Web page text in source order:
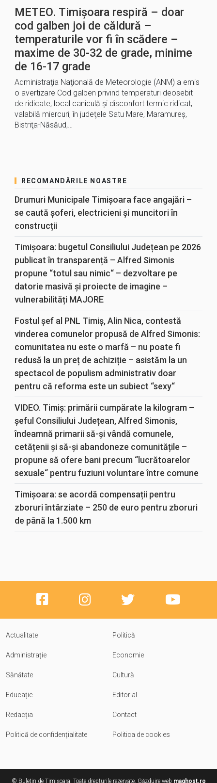
METEO. Timișoara respiră – doar
cod galben joi de căldură –
temperaturile vor fi în scădere –
maxime de 30-32 de grade, minime
de 16-17 grade
Administraţia Naţională de Meteorologie (ANM) a emis
o avertizare Cod galben privind temperaturi deosebit
de ridicate, local caniculă şi disconfort termic ridicat,
valabilă miercuri, în judeţele Satu Mare, Maramureş,
Bistriţa-Năsăud,…
RECOMANDĂRILE NOASTRE
Drumuri Municipale Timișoara face angajări –
se caută șoferi, electricieni și muncitori în
construcții
Timișoara: bugetul Consiliului Județean pe 2026
publicat în transparență – Alfred Simonis
propune “totul sau nimic“ – dezvoltare pe
datorie masivă și proiecte de imagine –
vulnerabilități MAJORE
Fostul șef al PNL Timiș, Alin Nica, contestă
vinderea comunelor propusă de Alfred Simonis:
comunitatea nu este o marfă – nu poate fi
redusă la un preț de achiziție – asistăm la un
spectacol de populism administrativ doar
pentru că reforma este un subiect “sexy“
VIDEO. Timiș: primării cumpărate la kilogram –
șeful Consiliului Județean, Alfred Simonis,
îndeamnă primarii să-și vândă comunele,
cetățenii și să-și abandoneze comunitățile –
propune să ofere bani precum “lucrătoarelor
sexuale“ pentru fuziuni voluntare între comune
Timișoara: se acordă compensații pentru
zboruri întârziate – 250 de euro pentru zboruri
de până la 1.500 km
Actualitate Politică
Administrație Economie
Sănătate Cultură
Educație Editorial
Redacția Contact
Politică de confidențialitate Politica de cookies
© Buletin de Timișoara. Toate drepturile rezervate. Găzduire web maghost.ro